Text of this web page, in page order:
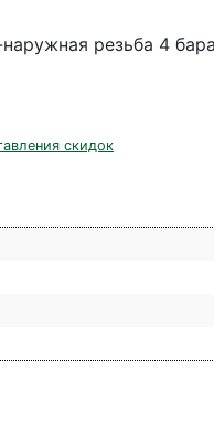
резьба 4
скидок